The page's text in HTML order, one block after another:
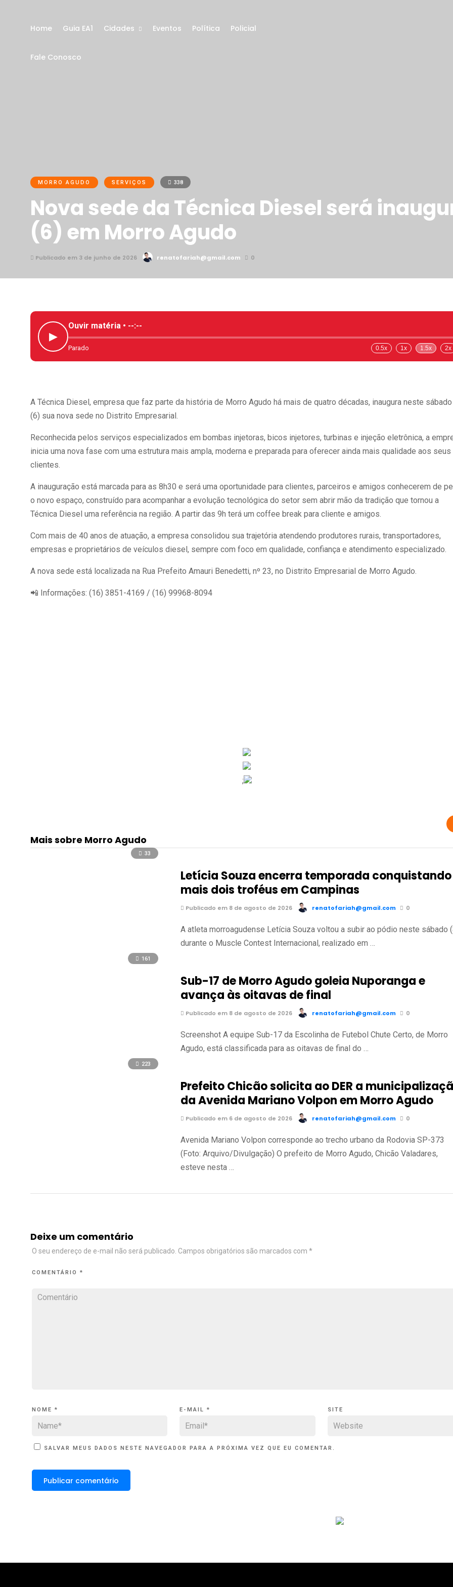
Home Guia EA1 Cidades Eventos Política Policial
Fale Conosco
MORRO AGUDO SERVIÇOS 338
Nova sede da Técnica Diesel será
(6) em Morro Agudo
Publicado em 3 de junho de 2026 renatofariah@gmail.com 0
▶
Ouvir matéria • --:--
Parado 0.5x 1x 1.5x 2x
A Técnica Diesel, empresa que faz parte da história de Morro Agudo há mais de quatro décadas, inaugura neste sábado
(6) sua nova sede no Distrito Empresarial.
Reconhecida pelos serviços especializados em bombas injetoras, bicos injetores, turbinas e injeção eletrônica, a
inicia uma nova fase com uma estrutura mais ampla, moderna e preparada para oferecer ainda mais qualidade aos seus
clientes.
A inauguração está marcada para as 8h30 e será uma oportunidade para clientes, parceiros e amigos conhecerem de
o novo espaço, construído para acompanhar a evolução tecnológica do setor sem abrir mão da tradição que tornou a
Técnica Diesel uma referência na região. A partir das 9h terá um coffee break para cliente e amigos.
Com mais de 40 anos de atuação, a empresa consolidou sua trajetória atendendo produtores rurais, transportadores,
empresas e proprietários de veículos diesel, sempre com foco em qualidade, confiança e atendimento especializado.
A nova sede está localizada na Rua Prefeito Amauri Benedetti, nº 23, no Distrito Empresarial de Morro Agudo.
📲 Informações: (16) 3851-4169 / (16) 99968-8094
;
Mais sobre Morro Agudo
33
Letícia Souza encerra temporada conquistando
mais dois troféus em Campinas
Publicado em 8 de agosto de 2026 renatofariah@gmail.com 0
A atleta morroagudense Letícia Souza voltou a subir ao pódio neste sábado
durante o Muscle Contest Internacional, realizado em …
161
Sub-17 de Morro Agudo goleia Nuporanga e
avança às oitavas de final
Publicado em 8 de agosto de 2026 renatofariah@gmail.com 0
Screenshot A equipe Sub-17 da Escolinha de Futebol Chute Certo, de Morro
Agudo, está classificada para as oitavas de final do …
223
Prefeito Chicão solicita ao DER a
da Avenida Mariano Volpon em Morro Agudo
Publicado em 6 de agosto de 2026 renatofariah@gmail.com 0
Avenida Mariano Volpon corresponde ao trecho urbano da Rodovia SP-373
(Foto: Arquivo/Divulgação) O prefeito de Morro Agudo, Chicão Valadares,
esteve nesta …
Deixe um comentário
O seu endereço de e-mail não será publicado. Campos obrigatórios são marcados com *
COMENTÁRIO *
NOME * E-MAIL* SITE
SALVAR MEUS DADOS NESTE NAVEGADOR PARA A PRÓXIMA VEZ QUE EU COMENTAR.